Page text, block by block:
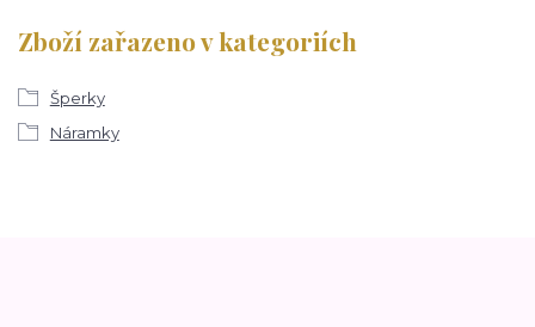
Zboží zařazeno v kategoriích
Šperky
Náramky